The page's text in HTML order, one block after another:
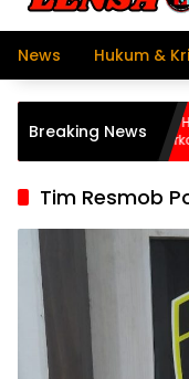
News Hukum &
Breaking News
Kado HUT Ke-
Hadirkan Air
Bupati Teddy
OKU
Tim Resmob